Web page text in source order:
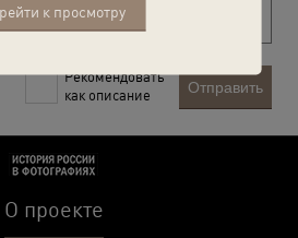
к просмотру
Рекомендовать
как описание
Отправить
О проекте